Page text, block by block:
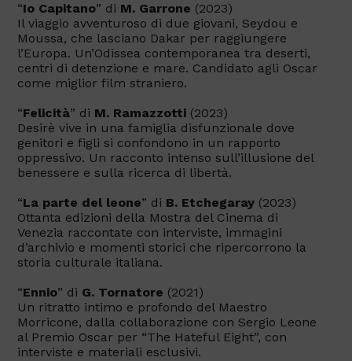
“Io Capitano” di M. Garrone (2023)
Il viaggio avventuroso di due giovani, Seydou e
Moussa, che lasciano Dakar per raggiungere
l’Europa. Un’Odissea contemporanea tra deserti,
centri di detenzione e mare. Candidato agli Oscar
come miglior film straniero.
“Felicità” di M. Ramazzotti (2023)
Desirè vive in una famiglia disfunzionale dove
genitori e figli si confondono in un rapporto
oppressivo. Un racconto intenso sull’illusione del
benessere e sulla ricerca di libertà.
“La parte del leone” di B. Etchegaray (2023)
Ottanta edizioni della Mostra del Cinema di
Venezia raccontate con interviste, immagini
d’archivio e momenti storici che ripercorrono la
storia culturale italiana.
“Ennio” di G. Tornatore (2021)
Un ritratto intimo e profondo del Maestro
Morricone, dalla collaborazione con Sergio Leone
al Premio Oscar per “The Hateful Eight”, con
interviste e materiali esclusivi.